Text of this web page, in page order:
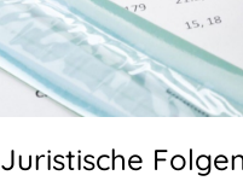
Juristische